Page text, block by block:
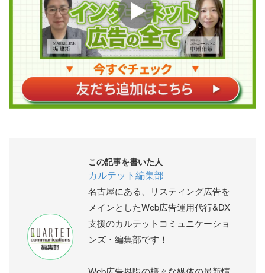
この記事を書いた人
カルテット編集部
名古屋にある、リスティング広告を
メインとしたWeb広告運用代行&DX
支援のカルテットコミュニケーショ
ンズ・編集部です！